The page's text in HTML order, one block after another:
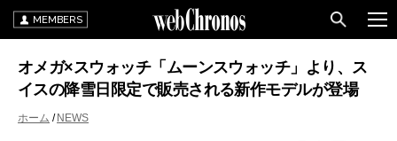
MEMBERS
オメガ×スウォッチ「ムーンスウォッチ」より、ス
イスの降雪日限定で販売される新作モデルが登場
ホーム NEWS